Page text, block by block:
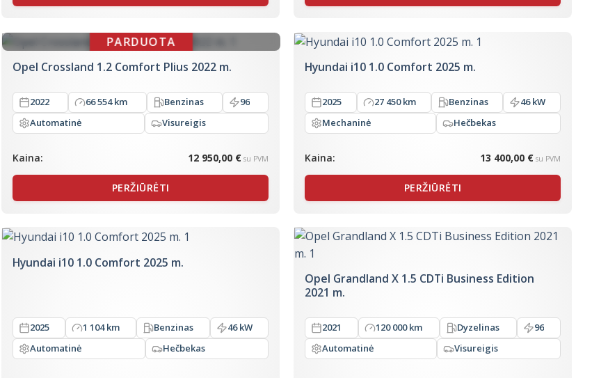
Opel Crossland 1.2 Comfort Plius 2022 m.
2022 66 554 km Benzinas
96
Automatinė
Visureigis
Kaina: 12 950,00 € su PVM
PERŽIŪRĖTI
Hyundai i10 1.0 Comfort 2025 m.
2025 27 450 km Benzinas
46 kW
Mechaninė
Hečbekas
Kaina: 13 400,00 € su PVM
PERŽIŪRĖTI
Hyundai i10 1.0 Comfort 2025 m.
2025 1 104 km Benzinas
46 kW
Automatinė
Hečbekas
Opel Grandland X 1.5 CDTi Business Edition
2021 m.
2021 120 000 km Dyzelinas
96
Automatinė
Visureigis